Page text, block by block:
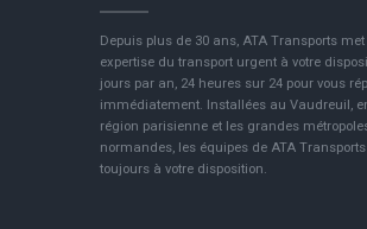
Depuis plus de 30 ans, ATA Transports
expertise du transport urgent à votre
jours par an, 24 heures sur 24 pour vous
immédiatement. Installées au Vaudreuil,
région parisienne et les grandes
normandes, les équipes de ATA
toujours à votre disposition.